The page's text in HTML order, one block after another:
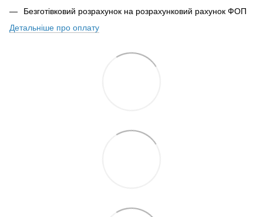
Безготівковий розрахунок на розрахунковий рахунок ФОП
Детальніше про оплату